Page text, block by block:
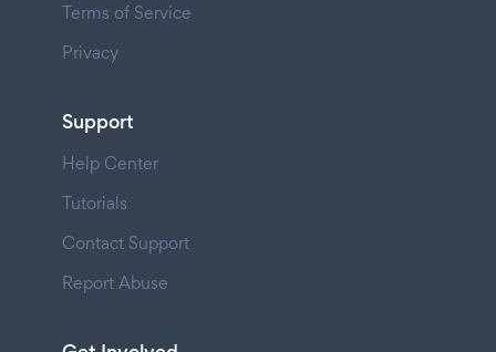
Terms of Service
Privacy
Support
Help Center
Tutorials
Contact Support
Report Abuse